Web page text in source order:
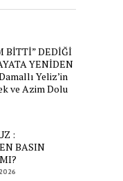
BİTTİ” DEDİĞİ
YENİDEN
Yeliz’in
ve Azim Dolu
:
BASIN